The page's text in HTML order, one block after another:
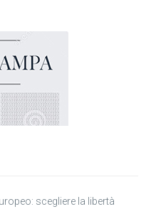
scegliere la libertà